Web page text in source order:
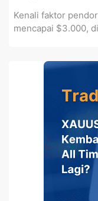
Kenali faktor
mencapai $3.000,